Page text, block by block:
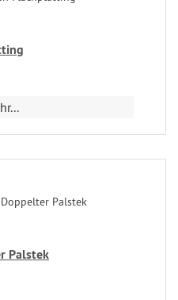
Palstek